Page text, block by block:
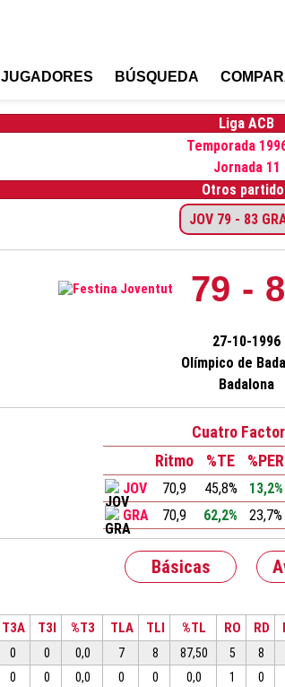
JUGADORES BÚSQUEDA
Liga ACB
Temporada
Jornada 11
Otros
79 -
27-10-1996
Olímpico de
Badalona
Cuatro
Ritmo
%TE %PER
JOV 70,9 45,8% 13,2%
GRA
70,9 62,2% 23,7%
Básicas
T3A T3I %T3 TLA TLI %TL RO RD
0 0 0,0 7 8 87,50 5 8
0 0 0,0 0 0 0,0 1 0